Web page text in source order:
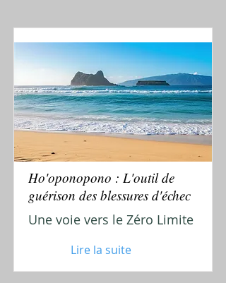
Ho'oponopono : L'outil de
guérison des blessures d'échec
Une voie vers le Zéro Limite
Lire la suite